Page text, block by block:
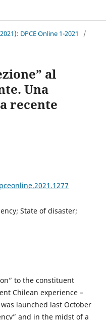
DPCE Online 1-2021
/
al
Una
recente
State of disaster;
to the constituent
Chilean experience –
launched last October
and in the midst of a